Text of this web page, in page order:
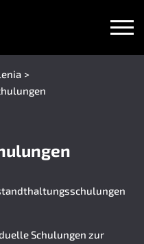
Schulungen zur